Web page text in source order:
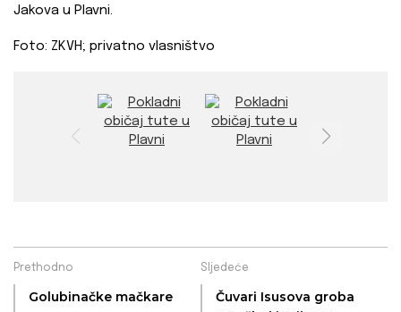
Jakova u Plavni.
Foto: ZKVH; privatno vlasništvo
Prethodno
Golubinačke mačkare
Sljedeće
Čuvari Isusova groba